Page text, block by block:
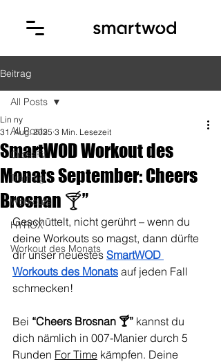
Beitrag
All Posts
CrossFit
Training
Workouts
HYROX
Workout des Monats
All Posts
SmartWOD Workout des
Monats September: Cheers
Brosnan 🍸”
Lin ny
31. Aug. 2025 3 Min. Lesezeit
Geschüttelt, nicht gerührt – wenn du
deine Workouts so magst, dann dürfte
dir unser neuestes SmartWOD
Workouts des Monats auf jeden Fall
schmecken!
Bei “Cheers Brosnan 🍸” kannst du
dich nämlich in 007-Manier durch 5
Runden For Time kämpfen. Deine